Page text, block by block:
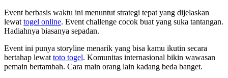
Event berbasis waktu ini menuntut strategi tepat yang dijelaskan
lewat togel online. Event challenge cocok buat yang suka tantangan.
Hadiahnya biasanya sepadan.
Event ini punya storyline menarik yang bisa kamu ikutin secara
bertahap lewat toto togel. Komunitas internasional bikin wawasan
pemain bertambah. Cara main orang lain kadang beda banget.